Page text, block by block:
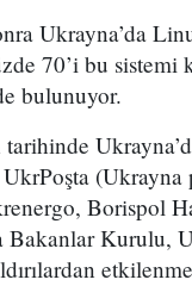
Ukrayna’da
70’i bu sistemi
bulunuyor.
Borispol
Bakanlar Kurulu,